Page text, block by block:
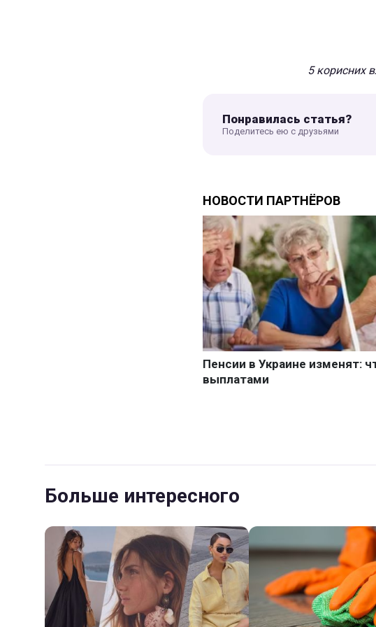
5 корисних
Понравилась статья?
Поделитесь ею с друзьями
Больше интересного